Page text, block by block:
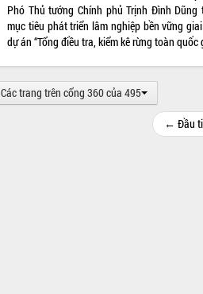
Phó Thủ tướng Chính phủ Trịnh Đình
mục tiêu phát triển lâm nghiệp bền vững
dự án “Tổng điều tra, kiểm kê rừng toàn
Các trang trên cổng 360 của 495
← Đầu